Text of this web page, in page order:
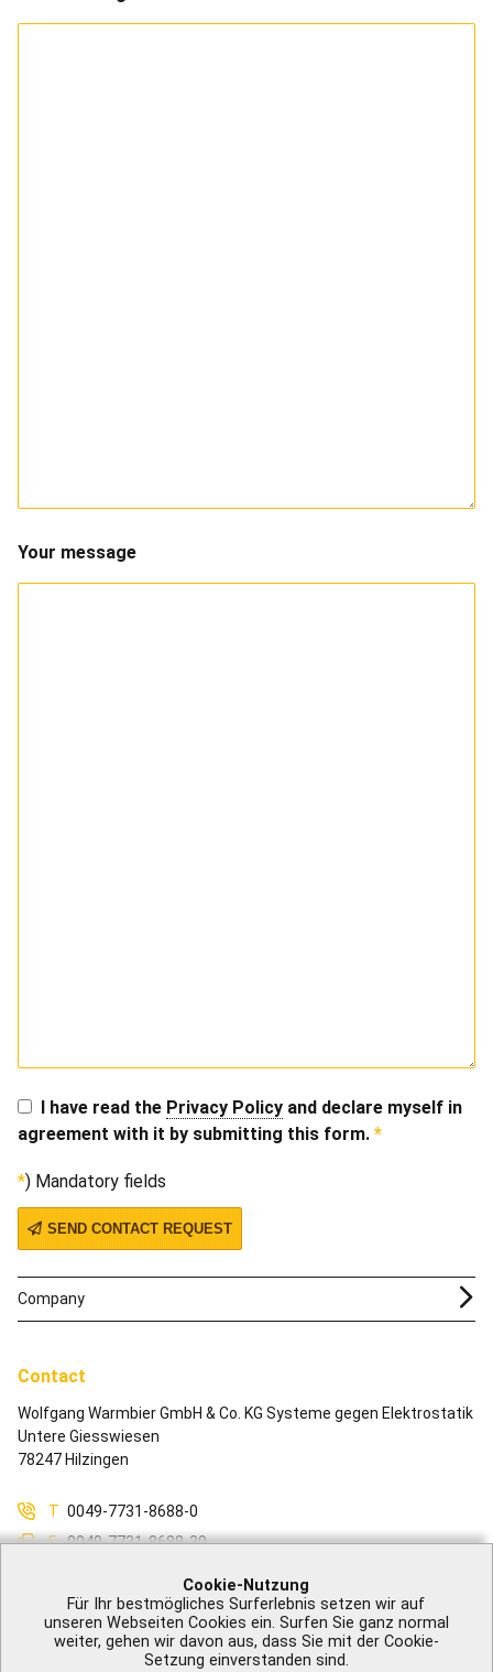
Cookie-Nutzung
Für Ihr bestmögliches Surferlebnis setzen wir auf
unseren Webseiten Cookies ein. Surfen Sie ganz normal
weiter, gehen wir davon aus, dass Sie mit der Cookie-
Setzung einverstanden sind.
Your message
I have read the Privacy Policyand declare myself in
agreement with it by submitting this form.
) Mandatory fields
SEND CONTACT REQUEST
Contact
Wolfgang Warmbier GmbH & Co. KG Systeme gegen Elektrostatik
Untere Giesswiesen
78247 Hilzingen
T 0049-7731-8688-0
F
0049-7731-8688-30
Company